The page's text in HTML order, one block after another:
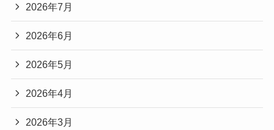
2026年7月
2026年6月
2026年5月
2026年4月
2026年3月